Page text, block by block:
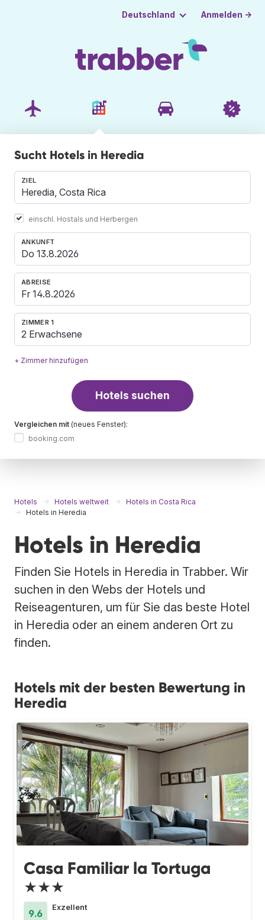
Deutschland Anmelden →
Sucht Hotels in Heredia
ZIEL
einschl. Hostals und Herbergen
ANKUNFT
ABREISE
ZIMMER 1
2 Erwachsene
+ Zimmer hinzufügen
Hotels suchen
Vergleichen mit (neues Fenster):
booking.com
Hotels Hotels weltweit
Hotels in Costa Rica
Hotels in Heredia
Hotels in Heredia
Finden Sie Hotels in Heredia in Trabber. Wir
suchen in den Webs der Hotels und
Reiseagenturen, um für Sie das beste Hotel
in Heredia oder an einem anderen Ort zu
finden.
Hotels mit der besten Bewertung in
Heredia
Casa Familiar la Tortuga
★★★
9.6
Exzellent